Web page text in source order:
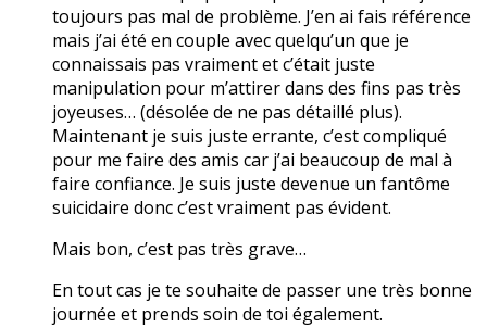
toujours pas mal de problème. J’en ai fais référence
mais j’ai été en couple avec quelqu’un que je
connaissais pas vraiment et c’était juste
manipulation pour m’attirer dans des fins pas très
joyeuses… (désolée de ne pas détaillé plus).
Maintenant je suis juste errante, c’est compliqué
pour me faire des amis car j’ai beaucoup de mal à
faire confiance. Je suis juste devenue un fantôme
suicidaire donc c’est vraiment pas évident.
Mais bon, c’est pas très grave…
En tout cas je te souhaite de passer une très bonne
journée et prends soin de toi également.